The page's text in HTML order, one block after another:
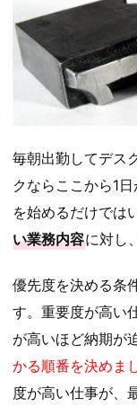
毎朝出勤してデス
クならここから1
を始めるだけでは
い業務内容に対し、
優先度を決める条
す。重要度が高い
が高いほど納期が
かる順番を決めま
度が高い仕事が、